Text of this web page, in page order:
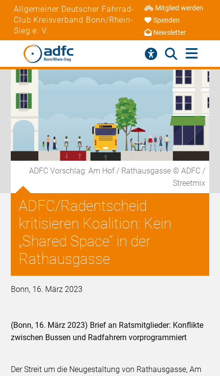
Allgemeiner Deutscher Fahrrad-
Club Kreisverband Bonn/Rhein-
Sieg e. V.
Mitglied werden
Spenden
Newsletter
ADFC Vorschlag: Am Hof / Rathausgasse © ADFC /
Streetmix
ADFC/Radentscheid
kritisieren Koalition: Kein
„Shared Space“ in der
Rathausgasse
Bonn, 16. März 2023
(Bonn, 16. März 2023) Brief an Ratsmitglieder: Konflikte
zwischen Bussen und Radfahrern vorprogrammiert
Der Streit um die Neugestaltung von Rathausgasse, Am